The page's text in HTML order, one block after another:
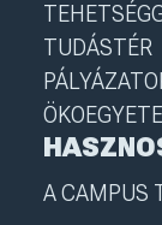
TUDÁSTÉR
A CAMPUS